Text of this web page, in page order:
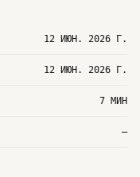
12 ИЮН. 2026 Г.
12 ИЮН. 2026 Г.
7 МИН
—